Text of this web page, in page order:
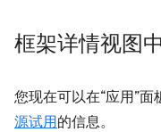
框架详情视图
您现在可以在“应用”
源试用的信息。